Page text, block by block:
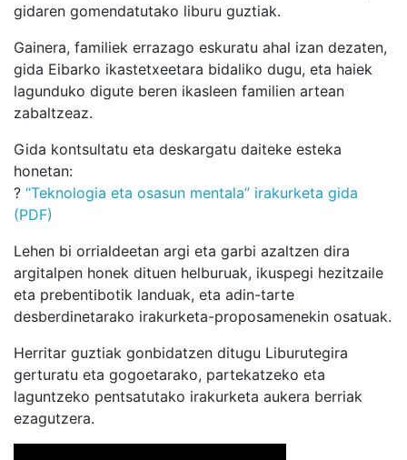
gidaren gomendatutako liburu guztiak.
Gainera, familiek errazago eskuratu ahal izan dezaten,
gida Eibarko ikastetxeetara bidaliko dugu, eta haiek
lagunduko digute beren ikasleen familien artean
zabaltzeaz.
Gida kontsultatu eta deskargatu daiteke esteka
honetan:
? “Teknologia eta osasun mentala” irakurketa gida
(PDF)
Lehen bi orrialdeetan argi eta garbi azaltzen dira
argitalpen honek dituen helburuak, ikuspegi hezitzaile
eta prebentibotik landuak, eta adin-tarte
desberdinetarako irakurketa-proposamenekin osatuak.
Herritar guztiak gonbidatzen ditugu Liburutegira
gerturatu eta gogoetarako, partekatzeko eta
laguntzeko pentsatutako irakurketa aukera berriak
ezagutzera.